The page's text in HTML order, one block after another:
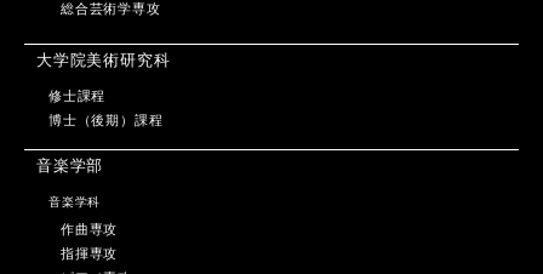
総合芸術学専攻
大学院美術研究科
修士課程
博士（後期）課程
音楽学部
音楽学科
作曲専攻
指揮専攻